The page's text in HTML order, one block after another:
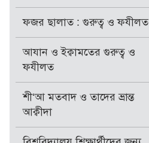
ফজর ছালাত : গুরুত্ব ও ফযীলত
আযান ও ইক্বামতের গুরুত্ব ও
ফযীলত
শী‘আ মতবাদ ও তাদের ভ্রান্ত
আক্বীদা